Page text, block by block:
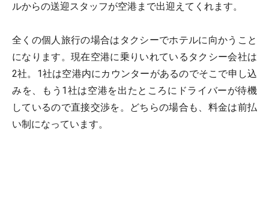
ルからの送迎スタッフが空港まで出迎えてくれます。
全くの個人旅行の場合はタクシーでホテルに向かうこと
になります。現在空港に乗りいれているタクシー会社は
2社。1社は空港内にカウンターがあるのでそこで申し込
みを、もう1社は空港を出たところにドライバーが待機
しているので直接交渉を。どちらの場合も、料金は前払
い制になっています。